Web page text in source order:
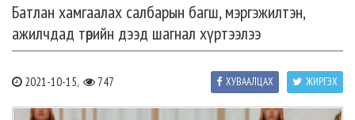
Батлан хамгаалах салбарын багш, мэргэжилтэн,
ажилчдад төрийн дээд шагнал хүртээлээ
2021-10-15, 747 ЖИРГЭХ
ХУВААЛЦАХ